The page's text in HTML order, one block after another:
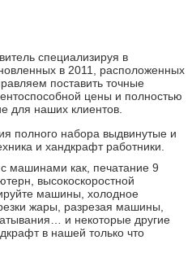
специализируя в
в 2011, расположенных
поставить точные
цены и полностью
для наших клиентов.
полного набора выдвинутые и
и хандкрафт работники.
машинами как, печатание 9
высокоскоростной
машины, холодное
жары, разрезая машины,
и некоторые другие
в нашей только что